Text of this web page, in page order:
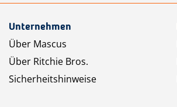
Unternehmen
Über Mascus
Über Ritchie Bros.
Sicherheitshinweise